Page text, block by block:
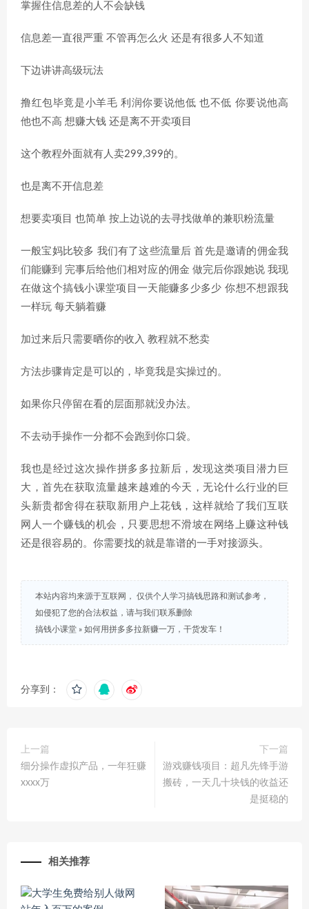
掌握住信息差的人不会缺钱
信息差一直很严重 不管再怎么火 还是有很多人不知道
下边讲讲高级玩法
撸红包毕竟是小羊毛 利润你要说他低 也不低 你要说他高
他也不高 想赚大钱 还是离不开卖项目
这个教程外面就有人卖299,399的。
也是离不开信息差
想要卖项目 也简单 按上边说的去寻找做单的兼职粉流量
一般宝妈比较多 我们有了这些流量后 首先是邀请的佣金我
们能赚到 完事后给他们相对应的佣金 做完后你跟她说 我现
在做这个搞钱小课堂项目一天能赚多少多少 你想不想跟我
一样玩 每天躺着赚
加过来后只需要晒你的收入 教程就不愁卖
方法步骤肯定是可以的，毕竟我是实操过的。
如果你只停留在看的层面那就没办法。
不去动手操作一分都不会跑到你口袋。
我也是经过这次操作拼多多拉新后，发现这类项目潜力巨
大，首先在获取流量越来越难的今天，无论什么行业的巨
头新贵都舍得在获取新用户上花钱，这样就给了我们互联
网人一个赚钱的机会，只要思想不滑坡在网络上赚这种钱
还是很容易的。你需要找的就是靠谱的一手对接源头。
本站内容均来源于互联网， 仅供个人学习搞钱思路和测试参考，
如侵犯了您的合法权益，请与我们联系删除
搞钱小课堂 » 如何用拼多多拉新赚一万，干货发车！
分享到：
上一篇
细分操作虚拟产品，一年狂赚
xxxx万
下一篇
游戏赚钱项目：超凡先锋手游
搬砖，一天几十块钱的收益还
是挺稳的
相关推荐